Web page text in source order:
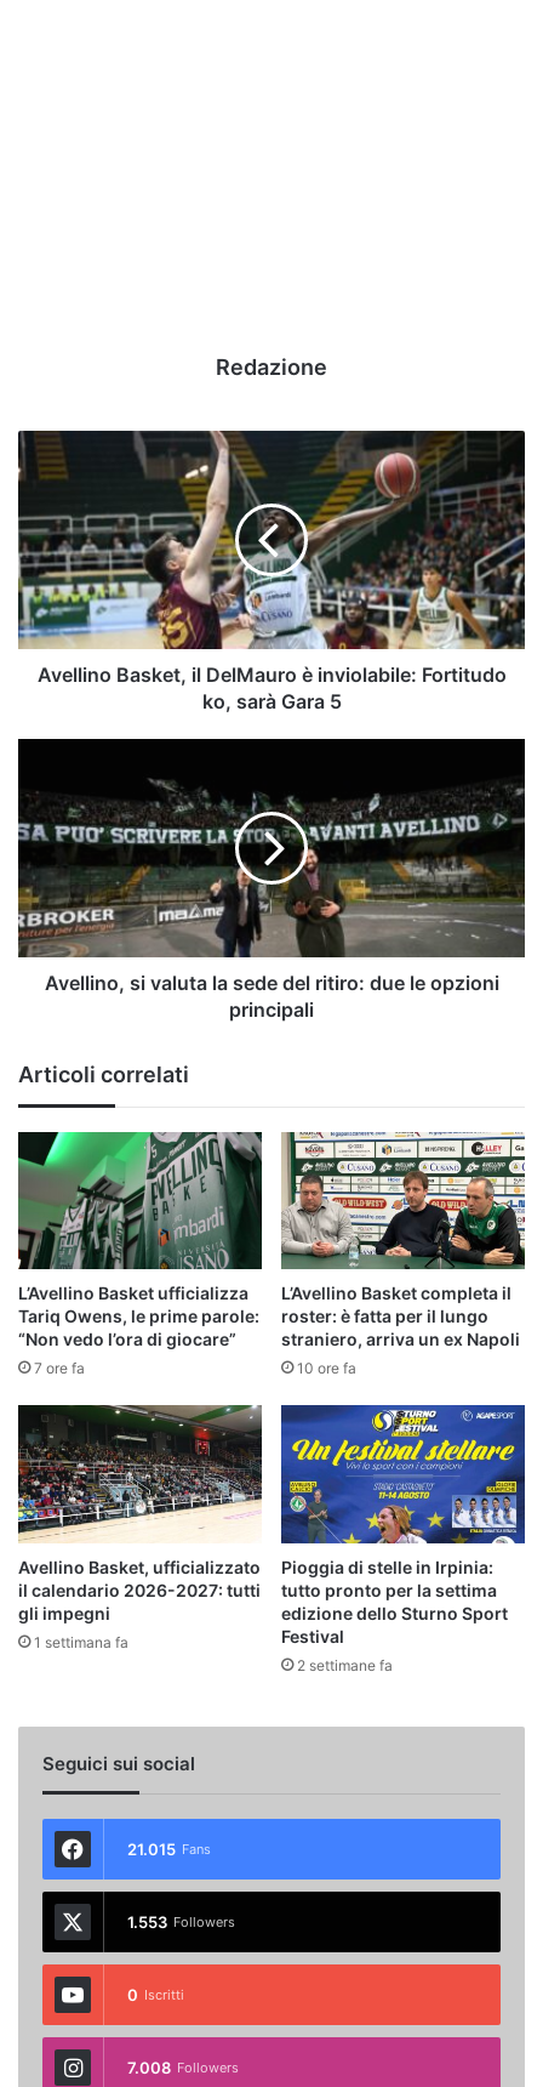
Redazione
Avellino
Basket,
DelMauro
è
inviolabile:
Fortitudo
ko,
sarà
GaraAvellino Basket, il DelMauro è inviolabile: Fortitudo
ko, sarà Gara 5
valuta
la
del
ritiro:
due
le
opzioni
Avellino, si valuta la sede del ritiro: due le opzioni
principali
Articoli correlati
L’Avellino Basket ufficializza
Tariq Owens, le prime parole:
“Non vedo l’ora di giocare”
7 ore fa
L’Avellino Basket completa il
roster: è fatta per il lungo
straniero, arriva un ex Napoli
10 ore fa
Avellino Basket, ufficializzato
il calendario 2026-2027: tutti
gli impegni
1 settimana fa
Pioggia di stelle in Irpinia:
tutto pronto per la settima
edizione dello Sturno Sport
Festival
2 settimane fa
Seguici sui social
21.015 Fans
1.553 Followers
0 Iscritti
7.008 Followers